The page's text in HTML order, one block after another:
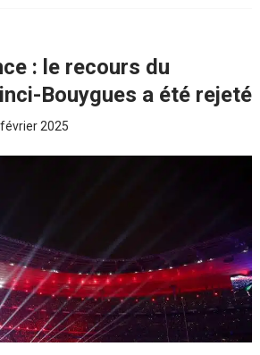
: le recours du
Bouygues a été rejeté
2025